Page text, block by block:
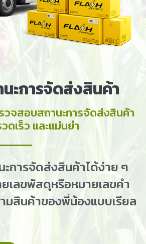
ะการจัดส่งสินค้า
จสอบสถานะการจัดส่งสินค้า
ดเร็ว และแม่นยำ
การจัดส่งสินค้าได้ง่าย ๆ
เลขพัสดุหรือหมายเลขคำ
มสินค้าของพี่น้องแบบเรียล